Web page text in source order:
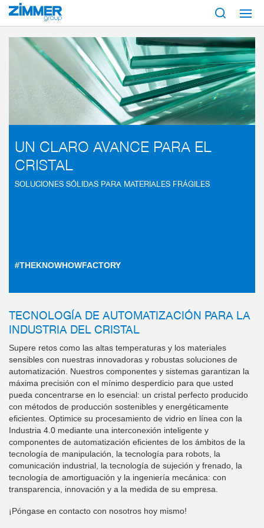
Inicio Industrias Cristal
UN CLARO AVANCE PARA EL
CRISTAL
SOLUCIONES SÓLIDAS PARA MATERIALES FRÁGILES
#THEKNOWHOWFACTORY
TECNOLOGÍA DE AUTOMATIZACIÓN PARA LA
INDUSTRIA DEL CRISTAL
Supere retos como las altas temperaturas y los materiales
sensibles con nuestras innovadoras y robustas soluciones de
automatización. Nuestros componentes y sistemas garantizan la
máxima precisión con el mínimo desperdicio para que usted
pueda concentrarse en lo esencial: un cristal perfecto producido
con métodos de producción sostenibles y energéticamente
eficientes. Optimice su procesamiento de vidrio en línea con la
Industria 4.0 mediante una interconexión inteligente y
componentes de automatización eficientes de los ámbitos de la
tecnología de manipulación, la tecnología para robots, la
comunicación industrial, la tecnología de sujeción y frenado, la
tecnología de amortiguación y la ingeniería mecánica: con
transparencia, innovación y a la medida de su empresa.
¡Póngase en contacto con nosotros hoy mismo!